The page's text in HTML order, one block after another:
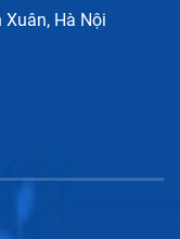
Hà Nội